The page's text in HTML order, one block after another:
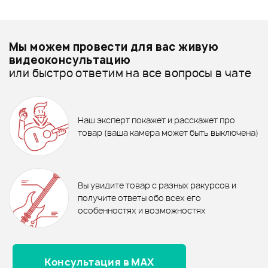
1 060 ₽
БАРАБАННЫЕ ПАЛОЧКИ
WILLIAMS DS-WST-X5B
В корзину
ХИТ
ТАРЕЛКАМИ DUNLOP 6422
980 ₽
Пластик WILLIAMS W1xSC-
10MIL-13
Рейтинг
Страна происхождения
1 025 ₽
Страна происхождения
КИТАЙ
Отзывы
0.0
Оценка5
Пластики для малого барабана и томов - дешевле
Пластики для малого барабана и томов - дороже
Пластики для малого барабана и томов - новинки
Мы можем провести для вас живую
видеоконсультацию
или быстро ответим на все вопросы в чате
Наш эксперт покажет и расскажет про
товар (ваша камера может быть выключена)
Вы увидите товар с разных ракурсов и
получите ответы обо всех его
особенностях и возможностях
Консультация в MAX